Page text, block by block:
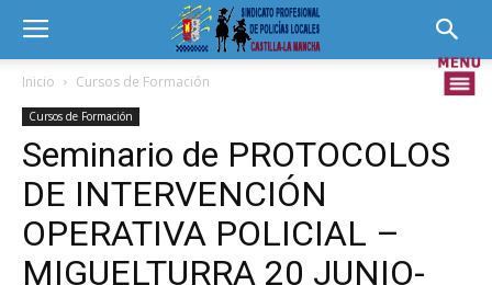
Inicio Cursos de Formación
Cursos de Formación
Seminario de PROTOCOLOS
DE INTERVENCIÓN
OPERATIVA POLICIAL –
MIGUELTURRA 20 JUNIO-